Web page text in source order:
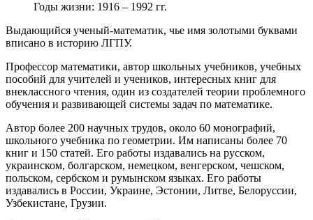
Годы жизни: 1916 – 1992 гг.
Выдающийся ученый-математик, чье имя золотыми буквами
вписано в историю ЛГПУ.
Профессор математики, автор школьных учебников, учебных
пособий для учителей и учеников, интересных книг для
внеклассного чтения, один из создателей теории проблемного
обучения и развивающей системы задач по математике.
Автор более 200 научных трудов, около 60 монографий,
школьного учебника по геометрии. Им написаны более 70
книг и 150 статей. Его работы издавались на русском,
украинском, болгарском, немецком, венгерском, чешском,
польском, сербском и румынском языках. Его работы
издавались в России, Украине, Эстонии, Литве, Белоруссии,
Узбекистане, Грузии.